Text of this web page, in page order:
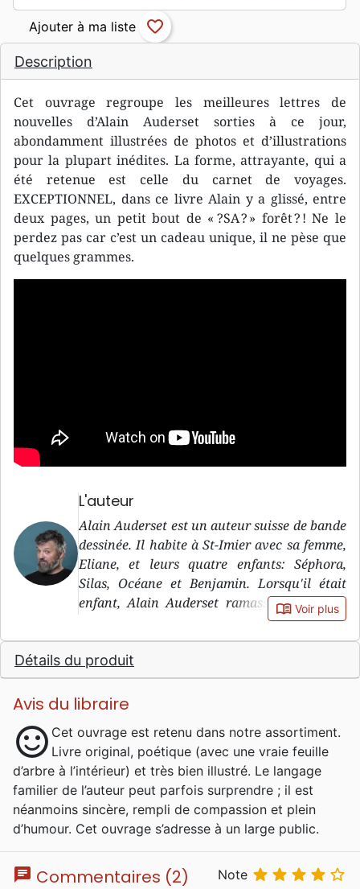
Description
Cet ouvrage regroupe les meilleures lettres de
nouvelles d’Alain Auderset sorties à ce jour,
abondamment illustrées de photos et d’illustrations
pour la plupart inédites. La forme, attrayante, qui a
été retenue est celle du carnet de voyages.
EXCEPTIONNEL, dans ce livre Alain y a glissé, entre
deux pages, un petit bout de « ?SA ? » forêt ? ! Ne le
perdez pas car c’est un cadeau unique, il ne pèse que
quelques grammes.
L'auteur
Alain Auderset est un auteur suisse de bande
dessinée. Il habite à St-Imier avec sa femme,
Eliane, et leurs quatre enfants: Séphora,
Silas, Océane et Benjamin. Lorsqu'il était
enfant, Alain Auderset ramassait les vieux
papiers. Un jour il a vu des bandes dessinées
"tournesol" que quelqu'un jetait et il les a
lues. Dans ces journaux, il a découvert Dieu
et s'est converti au christianisme. Plus tard,
passionné par le dessin, il a suivi une
faire des bandes dessinées. Alain Auderset
fait aussi partie d'un groupe de musique,
Saahsal, où il joue de la guitare électrique,
sa femme Éliane chante, accompagné d'un
accordéoniste, d'une batterie et d'un
bassiste. Son fils Silas joue de la batterie et
chante dans le groupe de metal Rhumpage.
En 2009, son spectacle "l'Épitre(ries) d'Alain"
book_open Voir plus
Détails du produit
Avis du libraire
sentiment_satisfied Cet ouvrage est retenu dans notre assortiment.
Livre original, poétique (avec une vraie feuille
d’arbre à l’intérieur) et très bien illustré. Le langage
familier de l’auteur peut parfois surprendre ; il est
néanmoins sincère, rempli de compassion et plein
d’humour. Cet ouvrage s’adresse à un large public.
favorite_border
chat Commentaires (2) Note     